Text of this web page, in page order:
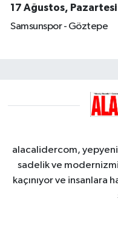
17 Ağustos, Pazartesi
Samsunspor - Göztepe
alacalidercom,
sadelik ve
kaçınıyor ve insanlara